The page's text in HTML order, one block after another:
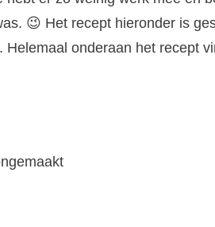
😉 Het recept hieronder is
onderaan het recept